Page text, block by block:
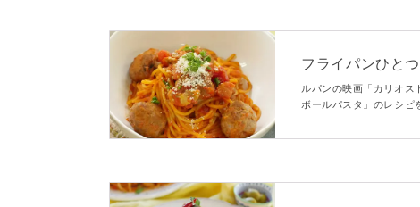
フライパンひと
スタ！
ルパンの映画「カリオス
ボールパスタ」のレシピ
です。